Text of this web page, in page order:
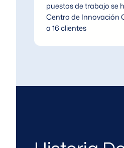
puestos de trabajo se
Centro de Innovación
a 16 clientes